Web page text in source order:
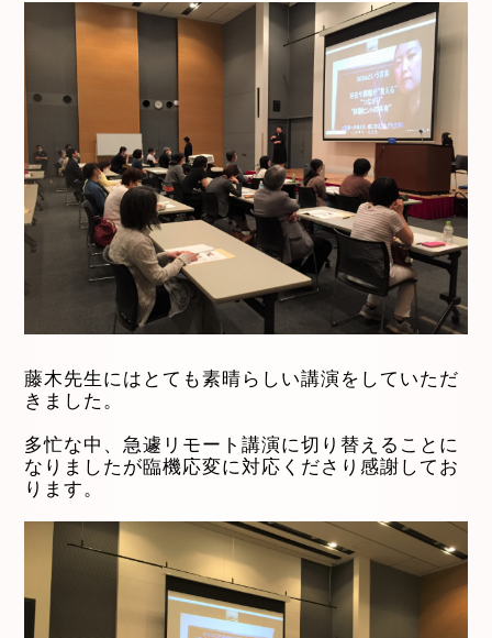
藤木先生にはとても素晴らしい講演をしていただ
きました。
多忙な中、急遽リモート講演に切り替えることに
なりましたが臨機応変に対応くださり感謝してお
ります。